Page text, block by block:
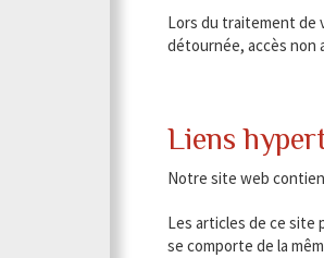
Lors du traitement de
détournée, accès
Liens
Notre site web
Les articles de ce site
se comporte de la